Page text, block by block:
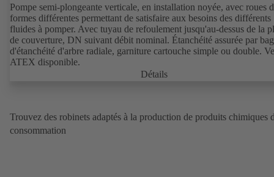
Pompe semi-plongeante verticale, en installation noyée, avec roues
formes différentes permettant de satisfaire aux besoins des différents
fluides à pomper. Avec tuyau de refoulement jusqu'au-dessus de la
de couverture, DN suivant débit nominal. Étanchéité assurée par
d'étanchéité d'arbre radiale, garniture cartouche simple ou double.
ATEX disponible.
Détails
Trouvez des robinets adaptés à la production de produits chimiques
consommation